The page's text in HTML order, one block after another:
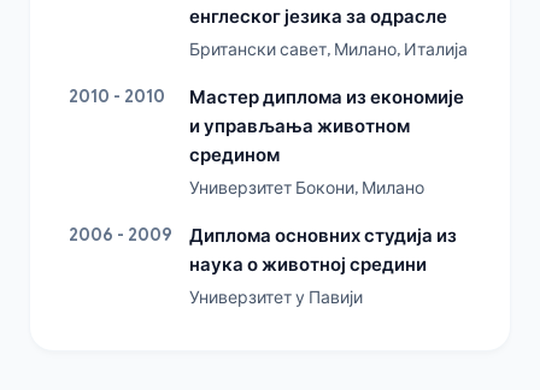
енглеског језика за одрасле
Британски савет, Милано, Италија
2010 - 2010
Мастер диплома из економије
и управљања животном
средином
Универзитет Бокони, Милано
2006 - 2009
Диплома основних студија из
наука о животној средини
Универзитет у Павији